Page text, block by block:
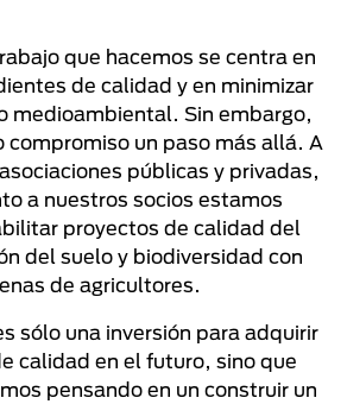
que hacemos se centra en
de calidad y en minimizar
medioambiental. Sin embargo,
compromiso un paso más allá. A
públicas y privadas,
a nuestros socios estamos
proyectos de calidad del
del suelo y biodiversidad con
de agricultores.
sólo una inversión para adquirir
calidad en el futuro, sino que
pensando en un construir un